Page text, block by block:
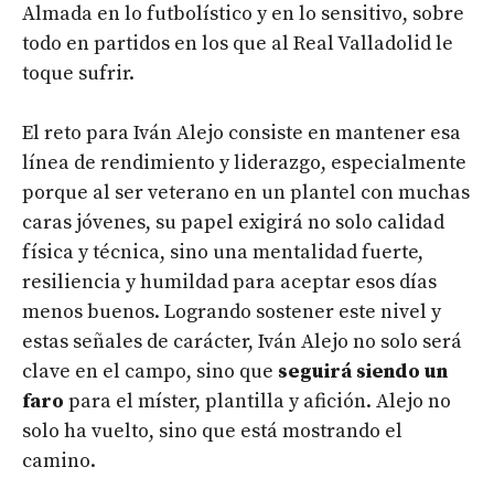
Almada en lo futbolístico y en lo sensitivo, sobre
todo en partidos en los que al Real Valladolid le
toque sufrir.
El reto para Iván Alejo consiste en mantener esa
línea de rendimiento y liderazgo, especialmente
porque al ser veterano en un plantel con muchas
caras jóvenes, su papel exigirá no solo calidad
física y técnica, sino una mentalidad fuerte,
resiliencia y humildad para aceptar esos días
menos buenos. Logrando sostener este nivel y
estas señales de carácter, Iván Alejo no solo será
clave en el campo, sino que seguirá siendo un
faro para el míster, plantilla y afición. Alejo no
solo ha vuelto, sino que está mostrando el
camino.